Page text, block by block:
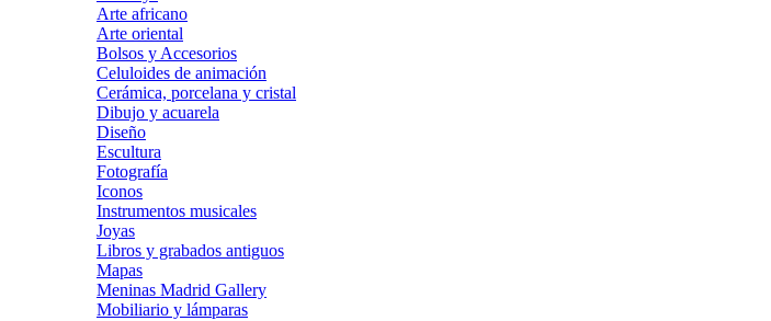
Arte africano
Arte oriental
Bolsos y Accesorios
Celuloides de animación
Cerámica, porcelana y cristal
Dibujo y acuarela
Diseño
Escultura
Fotografía
Iconos
Instrumentos musicales
Joyas
Libros y grabados antiguos
Mapas
Meninas Madrid Gallery
Mobiliario y lámparas